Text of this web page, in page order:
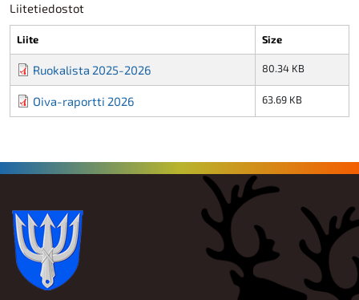
Liitetiedostot
Liite Size
Ruokalista 2025-2026 80.34 KB
Oiva-raportti 2026 63.69 KB